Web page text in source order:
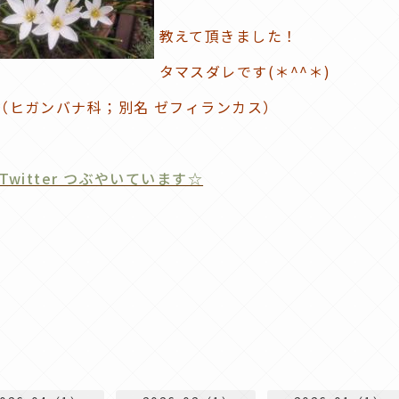
教えて頂きました！
タマスダレです(＊^^＊)
ヒガンバナ科；別名 ゼフィランカス）
つぶやいています☆